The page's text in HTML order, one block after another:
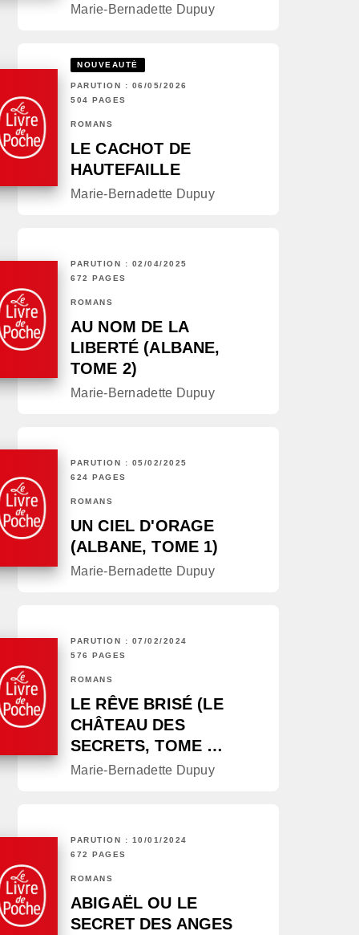
Marie-Bernadette Dupuy
NOUVEAUTÉ
PARUTION : 06/05/2026
504 PAGES
ROMANS
LE CACHOT DE
HAUTEFAILLE
Marie-Bernadette Dupuy
PARUTION : 02/04/2025
672 PAGES
ROMANS
AU NOM DE LA
LIBERTÉ (ALBANE,
TOME 2)
Marie-Bernadette Dupuy
PARUTION : 05/02/2025
624 PAGES
ROMANS
UN CIEL D'ORAGE
(ALBANE, TOME 1)
Marie-Bernadette Dupuy
PARUTION : 07/02/2024
576 PAGES
ROMANS
LE RÊVE BRISÉ (LE
CHÂTEAU DES
SECRETS, TOME …
Marie-Bernadette Dupuy
PARUTION : 10/01/2024
672 PAGES
ROMANS
ABIGAËL OU LE
SECRET DES ANGES